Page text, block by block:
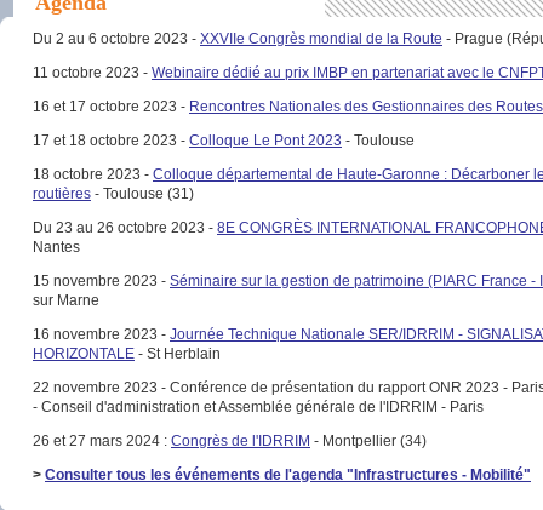
Du 2 au 6 octobre 2023 - XXVIIe Congrès mondial de la Route - Prague
11 octobre 2023 - Webinaire dédié au prix IMBP en partenariat avec le
16 et 17 octobre 2023 - Rencontres Nationales des Gestionnaires des Routes
17 et 18 octobre 2023 - Colloque Le Pont 2023 - Toulouse
18 octobre 2023 - Colloque départemental de Haute-Garonne : Décarboner
routières - Toulouse (31)
Du 23 au 26 octobre 2023 - 8E CONGRÈS INTERNATIONAL
Nantes
15 novembre 2023 - Séminaire sur la gestion de patrimoine (PIARC France -
sur Marne
16 novembre 2023 - Journée Technique Nationale SER/IDRRIM -
HORIZONTALE - St Herblain
22 novembre 2023 - Conférence de présentation du rapport ONR 2023 -
- Conseil d'administration et Assemblée générale de l'IDRRIM - Paris
26 et 27 mars 2024 : Congrès de l'IDRRIM - Montpellier (34)
> Consulter tous les événements de l'agenda "Infrastructures - Mobilité"